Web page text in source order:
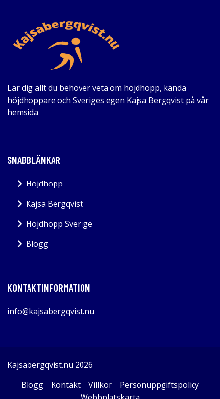
Lär dig allt du behöver veta om höjdhopp, kända
höjdhoppare och Sveriges egen Kajsa Bergqvist på vår
hemsida
SNABBLÄNKAR
Höjdhopp
Kajsa Bergqvist
Höjdhopp Sverige
Blogg
KONTAKTINFORMATION
info@kajsabergqvist.nu
Kajsabergqvist.nu 2026
Blogg
Kontakt Villkor
Personuppgiftspolicy